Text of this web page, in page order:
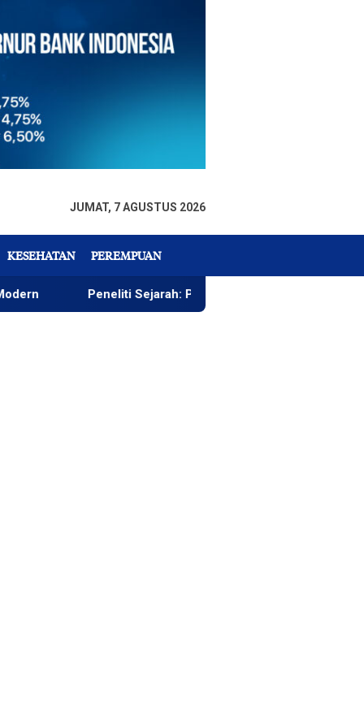
JUMAT, 7 AGUSTUS 2026
KESEHATAN PEREMPUAN
Sejarah: Penataan Taman GOR Wajar, yang Penting